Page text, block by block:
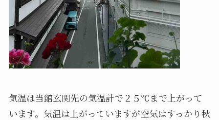
気温は当館玄関先の気温計で２５℃まで上がって
います。気温は上がっていますが空気はすっかり秋